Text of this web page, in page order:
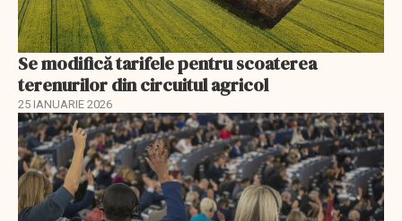
Se modifică tarifele pentru scoaterea
terenurilor din circuitul agricol
25 IANUARIE 2026